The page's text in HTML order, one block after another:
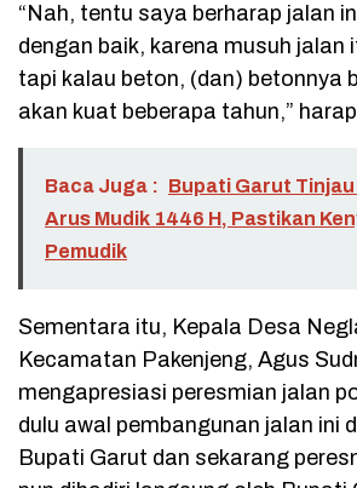
“Nah, tentu saya berharap jalan
dengan baik, karena musuh jalan
tapi kalau beton, (dan) betonnya
akan kuat beberapa tahun,”
Baca Juga : Bupati Garut
Arus Mudik 1446 H, Pastikan
Pemudik
Sementara itu, Kepala Desa
Kecamatan Pakenjeng, Agus
mengapresiasi peresmian jalan
dulu awal pembangunan jalan ini
Bupati Garut dan sekarang